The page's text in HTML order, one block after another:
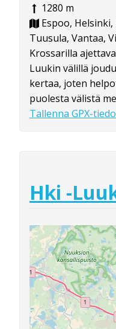
1280 m
Espoo,
Tuusula, Vantaa,
Krossarilla
Luukin välillä
kertaa, joten
puolesta välistä
Tallenna GPX-
Hki -